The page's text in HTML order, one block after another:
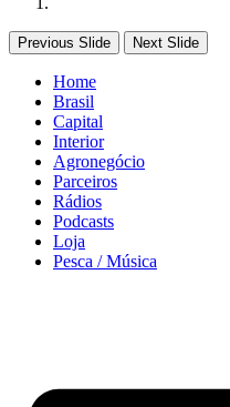
Previous Slide Next Slide
Home
Brasil
Capital
Interior
Agronegócio
Parceiros
Rádios
Podcasts
Loja
Pesca / Música